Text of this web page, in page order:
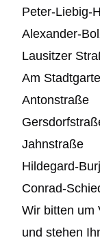
Peter-Liebig-
Alexander-
Lausitzer
Am
Antonstraße
Jahnstraße
Hildegard-
Conrad-
Wir bitten um
und stehen